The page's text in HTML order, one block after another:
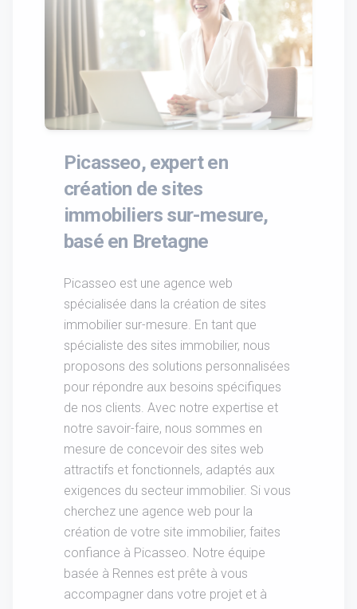
Picasseo, expert en
création de sites
immobiliers sur-mesure,
basé en Bretagne
Picasseo est une agence web
spécialisée dans la création de sites
immobilier sur-mesure. En tant que
spécialiste des sites immobilier, nous
proposons des solutions personnalisées
pour répondre aux besoins spécifiques
de nos clients. Avec notre expertise et
notre savoir-faire, nous sommes en
mesure de concevoir des sites web
attractifs et fonctionnels, adaptés aux
exigences du secteur immobilier. Si vous
cherchez une agence web pour la
création de votre site immobilier, faites
confiance à Picasseo. Notre équipe
basée à Rennes est prête à vous
accompagner dans votre projet et à